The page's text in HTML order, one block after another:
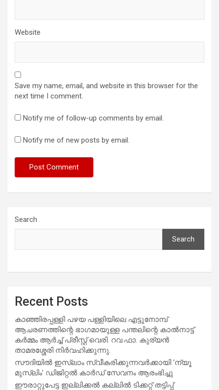
Website
Save my name, email, and website in this browser for the
next time I comment.
Notify me of follow-up comments by email.
Notify me of new posts by email.
Search
Search
Recent Posts
കാഞ്ഞിരപ്പള്ളി പഴയ പള്ളിയിലെ എട്ടുനോമ്പ്
ആചരണത്തിന്റെ ഭാഗമായുള്ള പന്തലിന്റെ കാൽനാട്ട്
കർമ്മം ആർച്ച് പ്രീസ്റ്റ് വെരി. റവ.ഫാ. കുര്യൻ
താമരശ്ശേരി നിർവഹിക്കുന്നു.
സൗദിയില്‍ ഇസ്‌ലാം സ്വീകരിക്കുന്നവര്‍ക്കായി ‘ന്യൂ
മുസ്ലിം’ ഡിജിറ്റല്‍ കാര്‍ഡ് സേവനം ആരംഭിച്ചു
ഈരാറ്റുപേട്ട ഇല്ലിക്കൽ കല്ലിൽ ടിക്കറ്റ് തട്ടിപ്പ്